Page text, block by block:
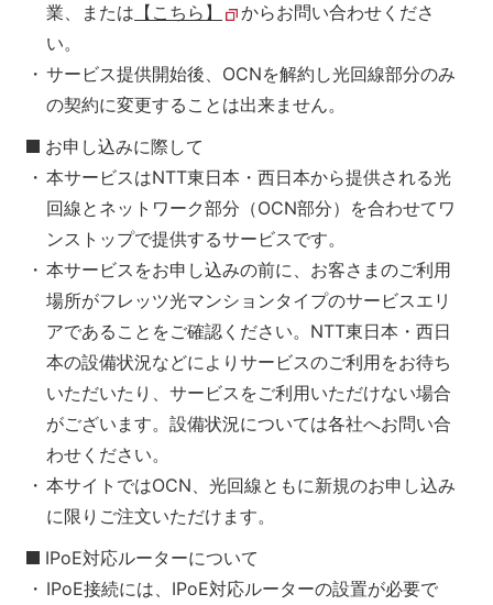
業、または 【こちら】
からお問い合わせくださ
い。
サービス提供開始後、OCNを解約し光回線部分のみ
の契約に変更することは出来ません。
お申し込みに際して
本サービスはNTT東日本・西日本から提供される光
回線とネットワーク部分（OCN部分）を合わせてワ
ンストップで提供するサービスです。
本サービスをお申し込みの前に、お客さまのご利用
場所がフレッツ光マンションタイプのサービスエリ
アであることをご確認ください。NTT東日本・西日
本の設備状況などによりサービスのご利用をお待ち
いただいたり、サービスをご利用いただけない場合
がございます。設備状況については各社へお問い合
わせください。
本サイトではOCN、光回線ともに新規のお申し込み
に限りご注文いただけます。
IPoE対応ルーターについて
IPoE接続には、IPoE対応ルーターの設置が必要で